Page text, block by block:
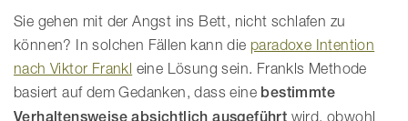
Sie gehen mit der Angst ins Bett, nicht schlafen zu
können? In solchen Fällen kann die paradoxe Intention
nach Viktor Frankl eine Lösung sein. Frankls Methode
basiert auf dem Gedanken, dass eine bestimmte
Verhaltensweise absichtlich ausgeführt wird, obwohl